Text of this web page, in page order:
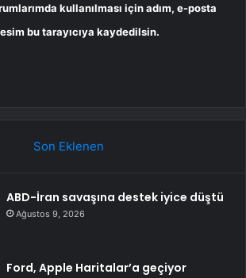
kullanılması için adım, e-posta
bu tarayıcıya kaydedilsin.
Son Eklenen
ABD-İran savaşına destek iyice düştü
Ağustos 9, 2026
Ford, Apple Haritalar’a geçiyor